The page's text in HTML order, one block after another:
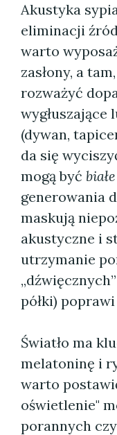
Akustyka
eliminacji
warto
zasłony, a
rozważyć
(dywan,
da się
mogą być
generowania
maskują
akustyczne i
utrzymanie
półki)
Światło ma
melatoninę i
warto
oświetlenie"
porannych